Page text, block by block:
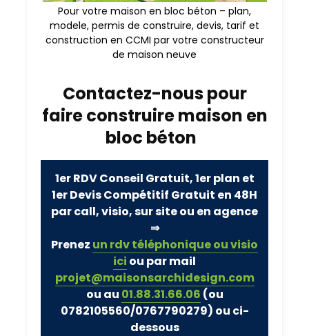
Pour votre maison en bloc béton – plan,
modele, permis de construire, devis, tarif et
construction en CCMI par votre constructeur
de maison neuve
Contactez-nous pour
faire construire maison en
bloc béton
1er RDV Conseil Gratuit, 1er plan et
1er Devis Compétitif Gratuit en 48H
par call, visio, sur site ou en agence
⇒
Prenez un rdv téléphonique ou visio
ici ou par mail
projet@maisonsarchidesign.com
ou au 01.88.31.66.06 (ou
0782105560/0767790279) ou ci-
dessous